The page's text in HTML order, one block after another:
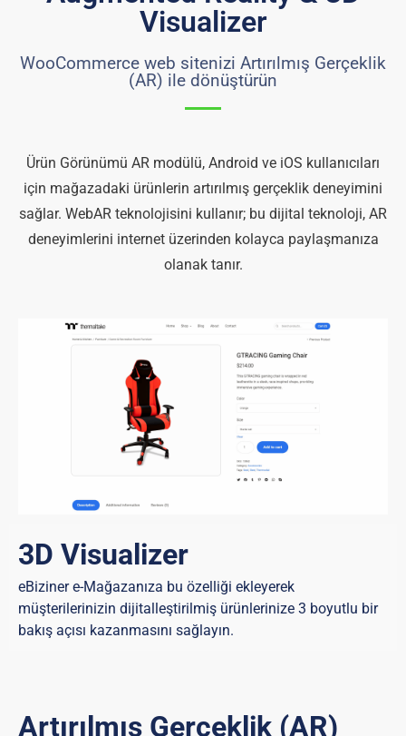
Augmented Reality & 3D
Visualizer
WooCommerce web sitenizi Artırılmış Gerçeklik
(AR) ile dönüştürün
Ürün Görünümü AR modülü, Android ve iOS kullanıcıları
için mağazadaki ürünlerin artırılmış gerçeklik deneyimini
sağlar. WebAR teknolojisini kullanır; bu dijital teknoloji, AR
deneyimlerini internet üzerinden kolayca paylaşmanıza
3D Visualizer
eBiziner e-Mağazanıza bu özelliği ekleyerek
müşterilerinizin dijitalleştirilmiş ürünlerinize 3 boyutlu bir